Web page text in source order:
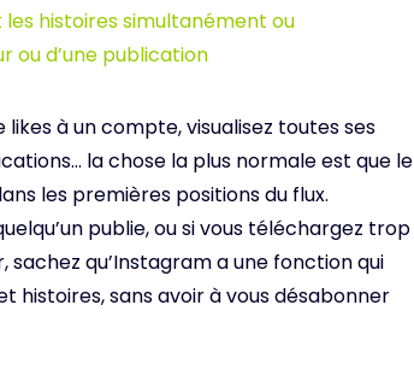
histoires simultanément ou
ou d’une publication
à un compte, visualisez toutes ses
la chose la plus normale est que le
les premières positions du flux.
publie, ou si vous téléchargez trop
qu’Instagram a une fonction qui
histoires, sans avoir à vous désabonner